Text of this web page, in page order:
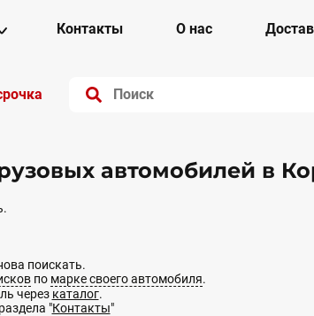
Контакты О нас
автомобилей в
поискать.
по марке своего автомобиля.
через каталог.
"Контакты"